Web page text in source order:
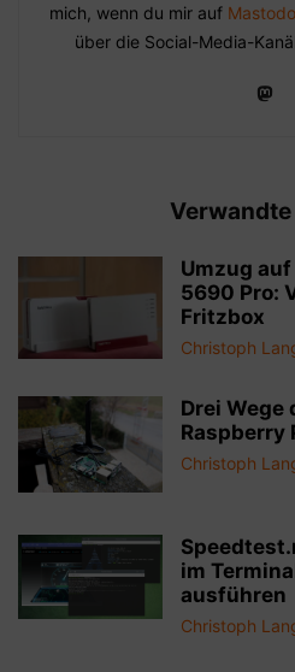
mich, wenn du mir auf
über die Social-Media-
Umzug
5690 Pro:
Fritzbox
Christoph
Drei Wege
Raspberry
Christoph
im
ausführen
Christoph